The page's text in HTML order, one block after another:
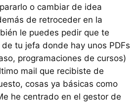
o cambiar de idea
de retroceder en la
le puedes pedir que te
tu jefa donde hay unos PDFs
programaciones de cursos)
mail que recibiste de
cosas ya básicas como
he centrado en el gestor de